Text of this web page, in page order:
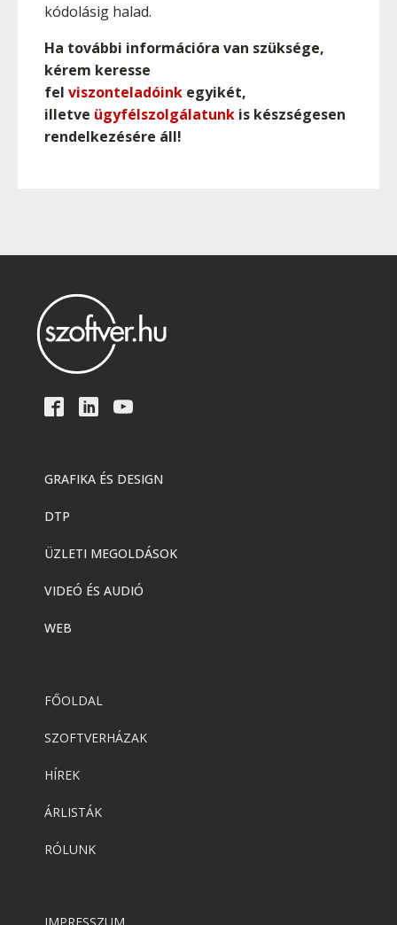
kódolásig halad.
Ha további információra van szüksége,
kérem keresse
fel viszonteladóink egyikét,
illetve ügyfélszolgálatunk is készségesen
rendelkezésére áll!
GRAFIKA ÉS DESIGN
DTP
ÜZLETI MEGOLDÁSOK
VIDEÓ ÉS AUDIÓ
WEB
FŐOLDAL
SZOFTVERHÁZAK
HÍREK
ÁRLISTÁK
RÓLUNK